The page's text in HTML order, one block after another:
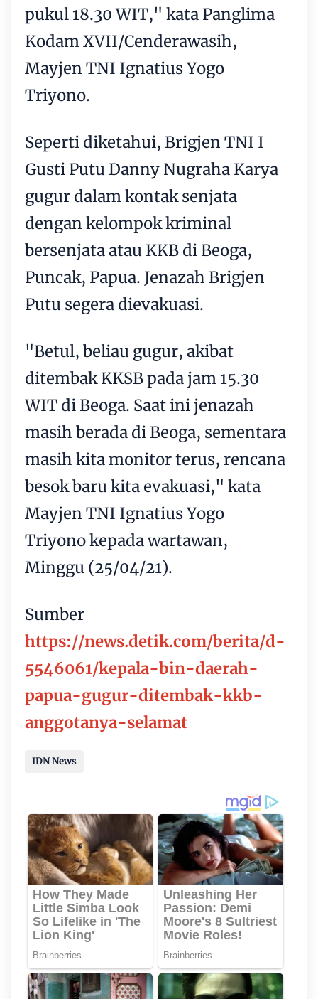
pukul 18.30 WIT," kata Panglima
Kodam XVII/Cenderawasih,
Mayjen TNI Ignatius Yogo
Triyono.
Seperti diketahui, Brigjen TNI I
Gusti Putu Danny Nugraha Karya
gugur dalam kontak senjata
dengan kelompok kriminal
bersenjata atau KKB di Beoga,
Puncak, Papua. Jenazah Brigjen
Putu segera dievakuasi.
"Betul, beliau gugur, akibat
ditembak KKSB pada jam 15.30
WIT di Beoga. Saat ini jenazah
masih berada di Beoga, sementara
masih kita monitor terus, rencana
besok baru kita evakuasi," kata
Mayjen TNI Ignatius Yogo
Triyono kepada wartawan,
Minggu (25/04/21).
Sumber
https://news.detik.com/berita/d-
5546061/kepala-bin-daerah-
papua-gugur-ditembak-kkb-
anggotanya-selamat
IDN News